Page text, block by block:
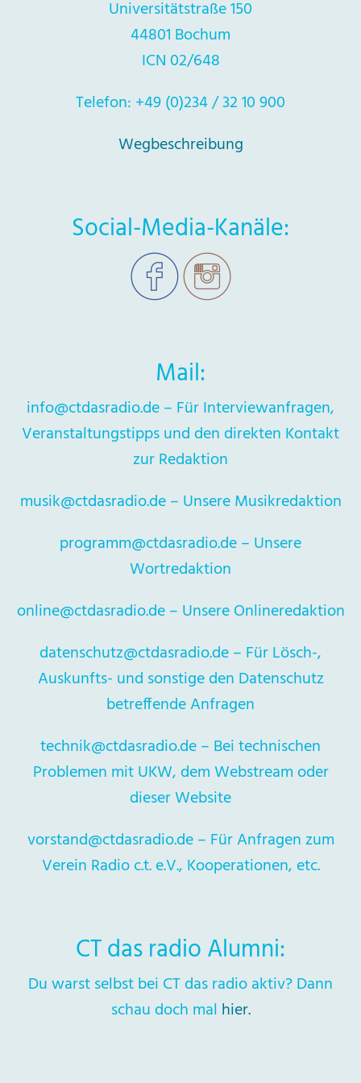
Universitätstraße 150
44801 Bochum
ICN 02/648
Telefon: +49 (0)234 / 32 10 900
Wegbeschreibung
Social-Media-Kanäle:
Mail:
info@ctdasradio.de – Für Interviewanfragen,
Veranstaltungstipps und den direkten Kontakt
zur Redaktion
musik@ctdasradio.de – Unsere Musikredaktion
programm@ctdasradio.de – Unsere
Wortredaktion
online@ctdasradio.de – Unsere Onlineredaktion
datenschutz@ctdasradio.de – Für Lösch-,
Auskunfts- und sonstige den Datenschutz
betreffende Anfragen
technik@ctdasradio.de – Bei technischen
Problemen mit UKW, dem Webstream oder
dieser Website
vorstand@ctdasradio.de – Für Anfragen zum
Verein Radio c.t. e.V., Kooperationen, etc.
CT das radio Alumni:
Du warst selbst bei CT das radio aktiv? Dann
schau doch mal hier.